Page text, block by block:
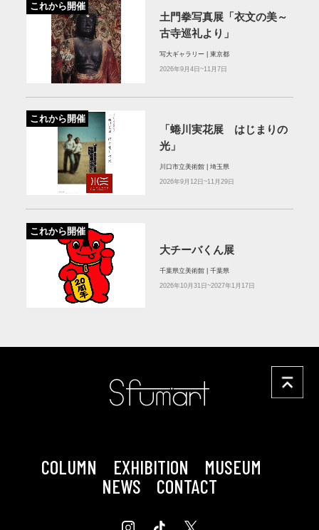
これから開催
土門拳写真展「衣文の美～
古寺巡礼より」
写大ギャラリー | 東京都
2026年9月4日~11月7日
これから開催
「蜷川実花展 はじまりの
光」
川口市立美術館 | 埼玉県
2026年9月12日~11月29日
これから開催
大チーバくん展
千葉県立美術館 | 千葉県
2026年10月31日~2027年1月17日
COLUMN EXHIBITION
MUSEUM
NEWS
CONTACT